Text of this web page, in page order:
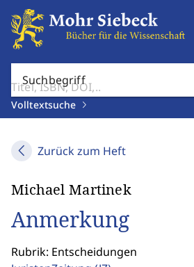
Suchbegriff
Volltextsuche
Zurück zum Heft
Michael Martinek
Anmerkung
Rubrik: Entscheidungen